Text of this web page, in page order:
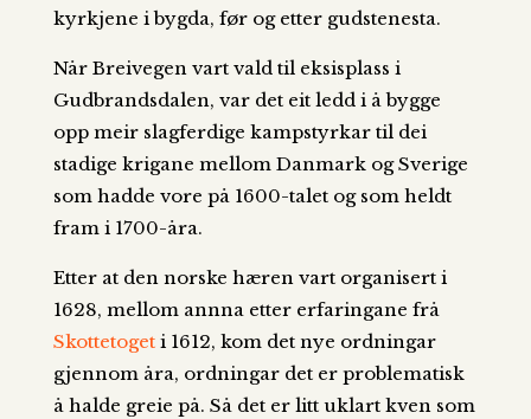
kyrkjene i bygda, før og etter gudstenesta.
Når Breivegen vart vald til eksisplass i
Gudbrandsdalen, var det eit ledd i å bygge
opp meir slagferdige kampstyrkar til dei
stadige krigane mellom Danmark og Sverige
som hadde vore på 1600-talet og som heldt
fram i 1700-åra.
Etter at den norske hæren vart organisert i
1628, mellom annna etter erfaringane frå
Skottetogeti 1612, kom det nye ordningar
gjennom åra, ordningar det er problematisk
å halde greie på. Så det er litt uklart kven som